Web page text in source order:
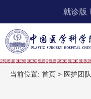
就诊版
当前位置: 首页 > 医护团队